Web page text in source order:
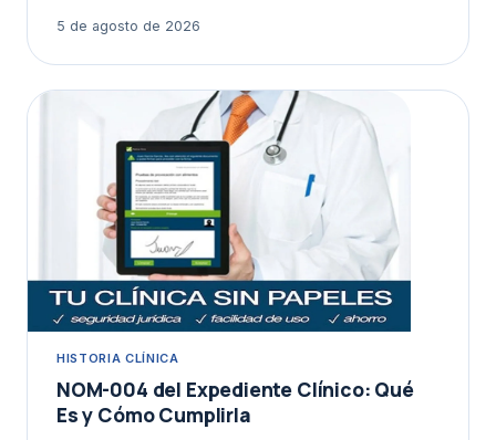
5 de agosto de 2026
HISTORIA CLÍNICA
NOM-004 del Expediente Clínico: Qué
Es y Cómo Cumplirla